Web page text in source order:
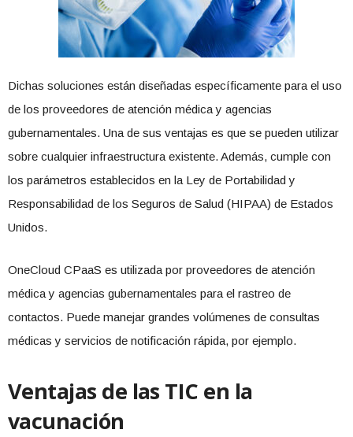
Dichas soluciones están diseñadas específicamente para el uso
de los proveedores de atención médica y agencias
gubernamentales. Una de sus ventajas es que se pueden utilizar
sobre cualquier infraestructura existente. Además, cumple con
los parámetros establecidos en la Ley de Portabilidad y
Responsabilidad de los Seguros de Salud (HIPAA) de Estados
Unidos.
OneCloud CPaaS es utilizada por proveedores de atención
médica y agencias gubernamentales para el rastreo de
contactos. Puede manejar grandes volúmenes de consultas
médicas y servicios de notificación rápida, por ejemplo.
Ventajas de las TIC en la
vacunación